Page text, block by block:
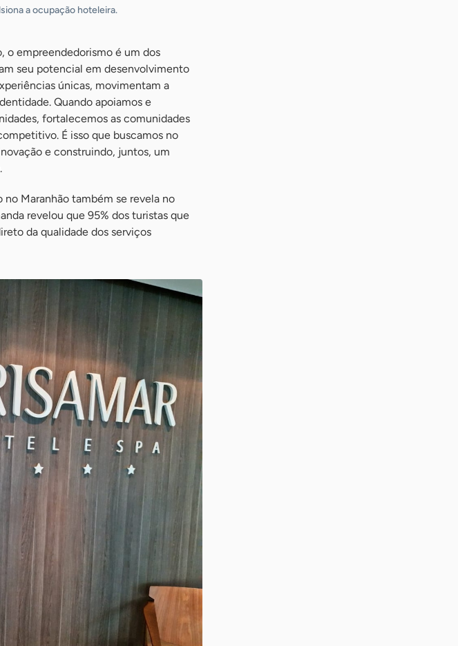
a ocupação hoteleira.
o empreendedorismo é um dos
seu potencial em desenvolvimento
únicas, movimentam a
Quando apoiamos e
fortalecemos as comunidades
É isso que buscamos no
e construindo, juntos, um
Maranhão também se revela no
revelou que 95% dos turistas que
da qualidade dos serviços